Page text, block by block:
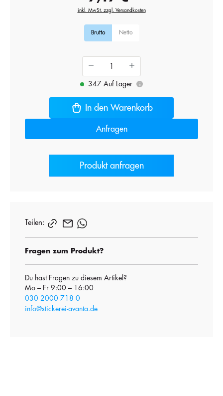
inkl. MwSt. zzgl. Versandkosten
Brutto Netto
347 Auf Lager i
In den Warenkorb
Anfragen
Produkt anfragen
Teilen:
Fragen zum Produkt?
Du hast Fragen zu diesem Artikel?
Mo – Fr 9:00 – 16:00
030 2000 718 0
info@stickerei-avanta.de